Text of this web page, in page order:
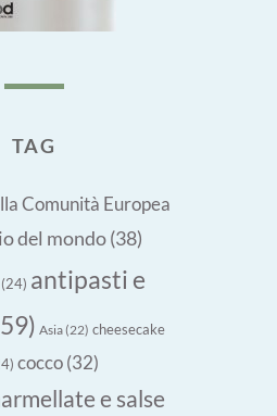
TAG
Comunità Europea
del mondo(38)
(24) antipasti e
Asia(22) cheesecake
cocco (32)
e salse